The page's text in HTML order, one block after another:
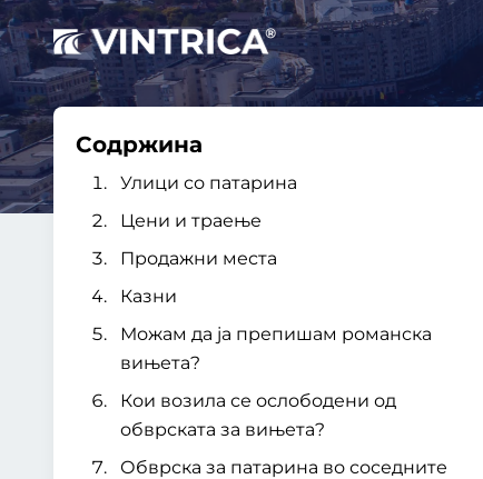
Содржина
Улици со патарина
Цени и траење
Продажни места
Казни
Можам да ја препишам романска
вињета?
Кои возила се ослободени од
обврската за вињета?
Обврска за патарина во соседните